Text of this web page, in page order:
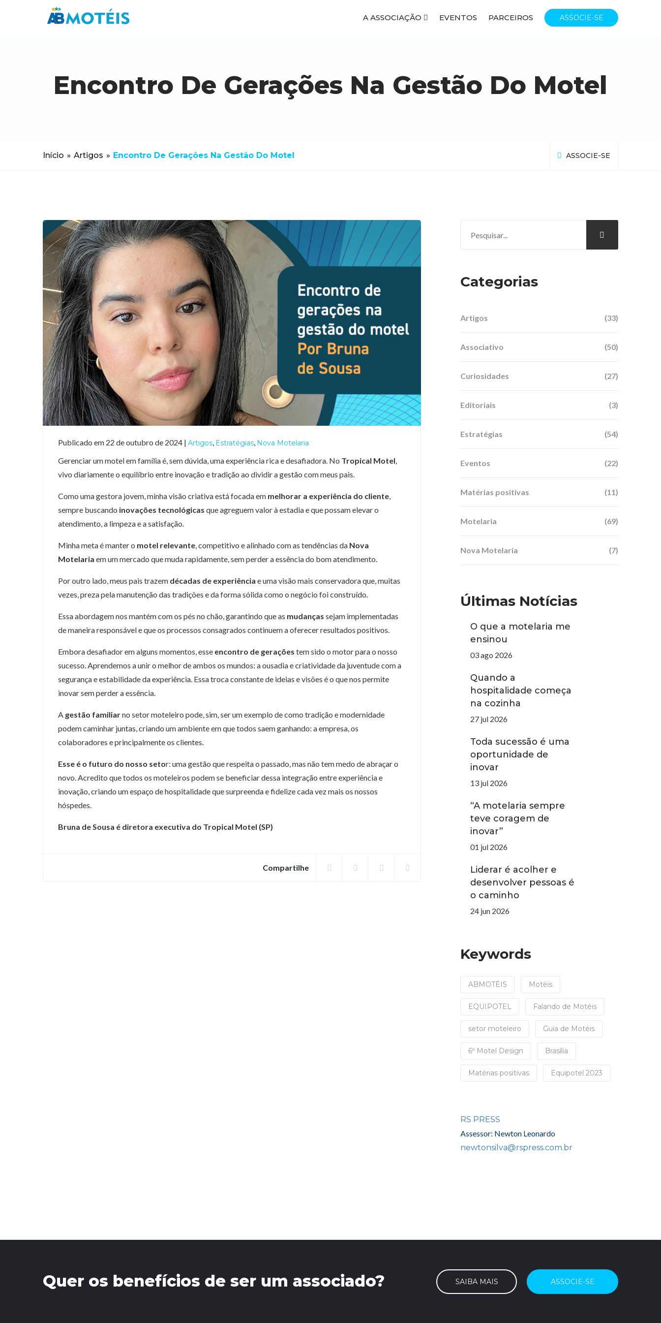
A ASSOCIAÇÃO EVENTOS PARCEIROS ASSOCIE-SE
Encontro De Gerações Na Gestão Do Motel
Início » Artigos » Encontro De Gerações Na Gestão Do Motel ASSOCIE-SE
Publicado em 22 de outubro de 2024 | Artigos Estratégias Nova Motelaria
Gerenciar um motel em família é, sem dúvida, uma experiência rica e desafiadora. No Tropical Motel
vivo diariamente o equilíbrio entre inovação e tradição ao dividir a gestão com meus pais.
Como uma gestora jovem, minha visão criativa está focada em melhorar a experiência do cliente
sempre buscando inovações tecnológicas que agreguem valor à estadia e que possam elevar o
atendimento, a limpeza e a satisfação.
Minha meta é manter o motel relevante , competitivo e alinhado com as tendências da Nova
Motelaria em um mercado que muda rapidamente, sem perder a essência do bom atendimento.
Por outro lado, meus pais trazem décadas de experiência e uma visão mais conservadora que, muitas
vezes, preza pela manutenção das tradições e da forma sólida como o negócio foi construído.
Essa abordagem nos mantém com os pés no chão, garantindo que as mudanças sejam implementadas
de maneira responsável e que os processos consagrados continuem a oferecer resultados positivos.
Embora desafiador em alguns momentos, esse encontro de gerações tem sido o motor para o nosso
sucesso. Aprendemos a unir o melhor de ambos os mundos: a ousadia e criatividade da juventude com a
segurança e estabilidade da experiência. Essa troca constante de ideias e visões é o que nos permite
inovar sem perder a essência.
A gestão familiarno setor moteleiro pode, sim, ser um exemplo de como tradição e modernidade
podem caminhar juntas, criando um ambiente em que todos saem ganhando: a empresa, os
colaboradores e principalmente os clientes.
Esse é o futuro do nosso setor: uma gestão que respeita o passado, mas não tem medo de abraçar o
novo. Acredito que todos os moteleiros podem se beneficiar dessa integração entre experiência e
inovação, criando um espaço de hospitalidade que surpreenda e fidelize cada vez mais os nossos
hóspedes.
Bruna de Sousa é diretora executiva do Tropical Motel (SP)
Compartilhe
Categorias
Artigos (33)
Associativo (50)
Curiosidades (27)
Editoriais (3)
Estratégias (54)
Eventos (22)
Matérias positivas (11)
Motelaria (69)
Nova Motelaria (7)
Últimas Notícias
O que a motelaria me
ensinou
03 ago 2026
Quando a
hospitalidade começa
na cozinha
27 jul 2026
Toda sucessão é uma
oportunidade de
inovar
13 jul 2026
“A motelaria sempre
teve coragem de
inovar”
01 jul 2026
Liderar é acolher e
desenvolver pessoas é
o caminho
24 jun 2026
Keywords
ABMOTÉIS Motéis
EQUIPOTEL Falando de Motéis
setor moteleiro Guia de Motéis
6º Motel Design Brasília
Matérias positivas Equipotel 2023
RS PRESS
Assessor: Newton Leonardo
newtonsilva@rspress.com.br
Quer os benefícios de ser um associado? ASSOCIE-SE
SAIBA MAIS